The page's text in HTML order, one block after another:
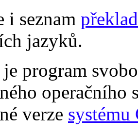
i seznam
jazyků.
je program
operačního
verze